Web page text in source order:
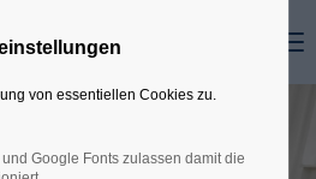
von essentiellen Cookies zu.
Google Fonts zulassen damit die